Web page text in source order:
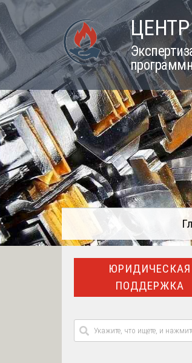
Skip
to
content
ЮРИДИЧЕСКАЯ
ПОДДЕРЖКА